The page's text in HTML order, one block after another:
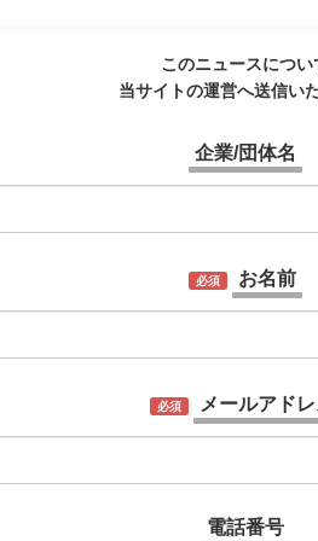
このニュースについ
当サイトの運営へ送信い
企業/団体名
必須 お名前
必須 メールアド
電話番号